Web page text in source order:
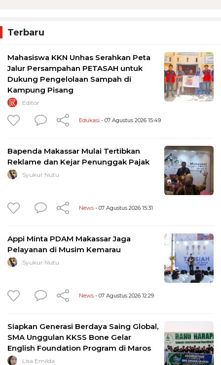
Terbaru
Mahasiswa KKN Unhas Serahkan Peta
Jalur Persampahan PETASAH untuk
Dukung Pengelolaan Sampah di
Kampung Pisang
Editor
Edukasi - 07 Agustus 2026 15:49
Bapenda Makassar Mulai Tertibkan
Reklame dan Kejar Penunggak Pajak
Syukur Nutu
News - 07 Agustus 2026 15:31
Appi Minta PDAM Makassar Jaga
Pelayanan di Musim Kemarau
Syukur Nutu
News - 07 Agustus 2026 12:29
Siapkan Generasi Berdaya Saing Global,
SMA Unggulan KKSS Bone Gelar
English Foundation Program di Maros
Lisa Emilda